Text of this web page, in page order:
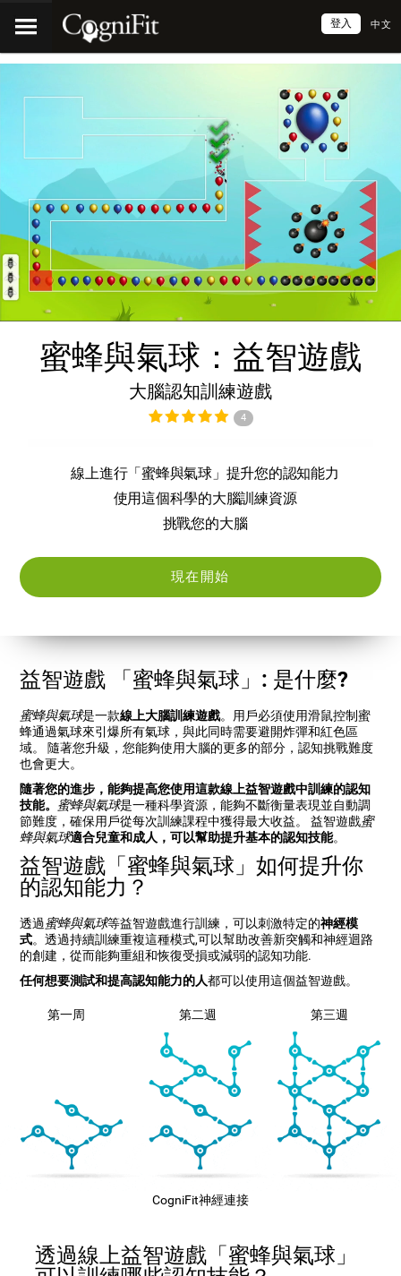
中文
登入
蜜蜂與氣球：益智遊戲
大腦認知訓練遊戲
4
線上進行「蜜蜂與氣球」提升您的認知能力
使用這個科學的大腦訓練資源
挑戰您的大腦
現在開始
益智遊戲 「蜜蜂與氣球」: 是什麼?
蜜蜂與氣球是一款線上大腦訓練遊戲。用戶必須使用滑鼠控制蜜
蜂通過氣球來引爆所有氣球，與此同時需要避開炸彈和紅色區
域。 隨著您升級，您能夠使用大腦的更多的部分，認知挑戰難度
也會更大。
隨著您的進步，能夠提高您使用這款線上益智遊戲中訓練的認知
技能。蜜蜂與氣球是一種科學資源，能夠不斷衡量表現並自動調
節難度，確保用戶從每次訓練課程中獲得最大收益。 益智遊戲蜜
蜂與氣球適合兒童和成人，可以幫助提升基本的認知技能。
益智遊戲「蜜蜂與氣球」如何提升你
的認知能力？
透過蜜蜂與氣球等益智遊戲進行訓練，可以刺激特定的神經模
式。透過持續訓練重複這種模式,可以幫助改善新突觸和神經迴路
的創建，從而能夠重組和恢復受損或減弱的認知功能.
任何想要測試和提高認知能力的人都可以使用這個益智遊戲。
第一周 第二週 第三週
CogniFit神經連接
透過線上益智遊戲「蜜蜂與氣球」